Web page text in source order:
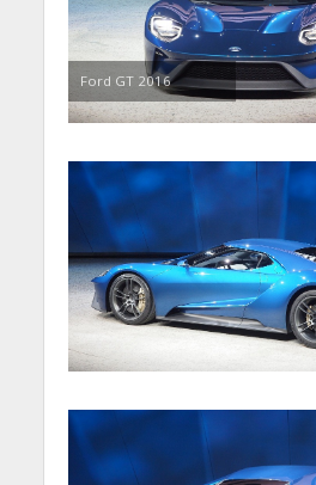
Ford GT 2016